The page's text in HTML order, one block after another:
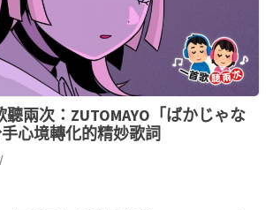
兩次：ZUTOMAYO「ばかじゃな
心境轉化的精妙歌詞
/